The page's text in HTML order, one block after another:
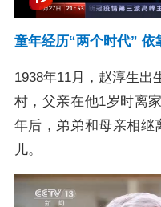
童年经历“两个时代” 依
1938年11月，赵淳生出
村，父亲在他1岁时离
年后，弟弟和母亲相继
儿。